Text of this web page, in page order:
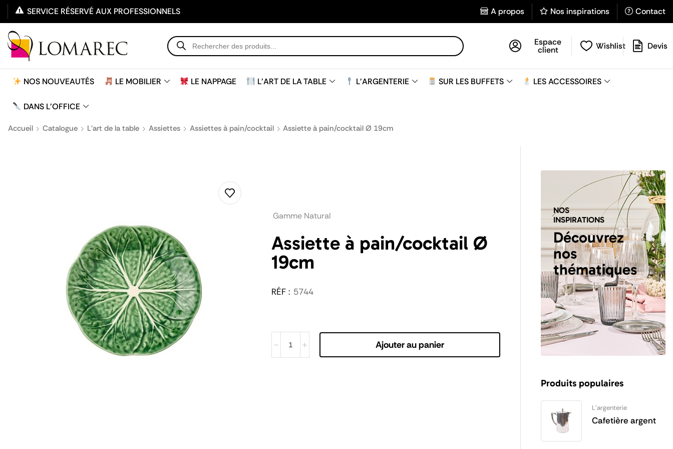
SERVICE RÉSERVÉ AUX PROFESSIONNELS A propos Nos inspirations Contact
Espace
client Wishlist Devis
NOS NOUVEAUTÉS LE MOBILIER LE NAPPAGE L'ART DE LA TABLE L'ARGENTERIE SUR LES BUFFETS LES ACCESSOIRES
DANS L'OFFICE
Accueil Catalogue L'art de la table Assiettes Assiettes à pain/cocktail Assiette à pain/cocktail Ø 19cm
Gamme Natural
Assiette à pain/cocktail Ø
19cm
RÉF : 5744
Ajouter au panier
NOS
INSPIRATIONS
Découvrez
nos
thématiques
Produits populaires
L'argenterie
Cafetière argent